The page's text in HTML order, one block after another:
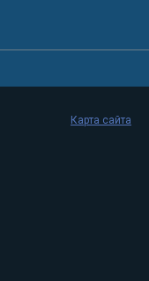
Карта сайта